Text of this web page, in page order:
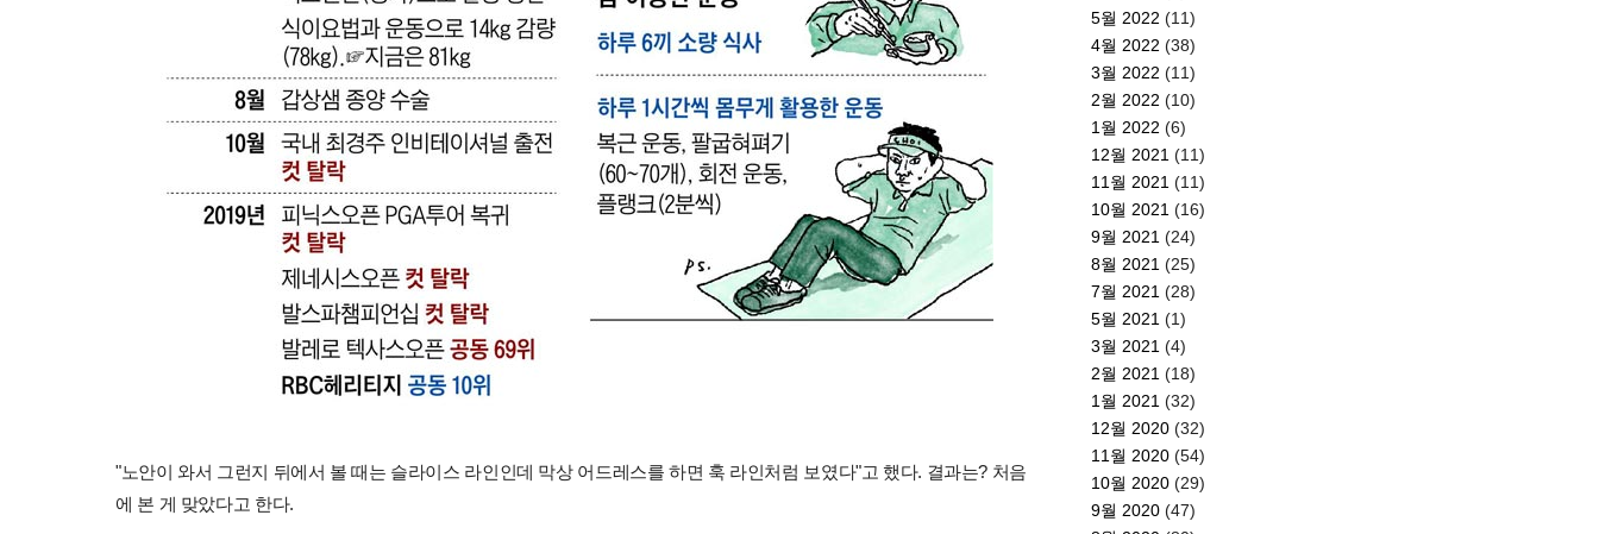
"노안이 와서 그런지 뒤에서 볼 때는 슬라이스 라인인데 막상 어드레스를 하면 훅 라인처럼 보였다"고 했다. 결과는? 처음
에 본 게 맞았다고 한다.
5월 2022 (11)
4월 2022 (38)
3월 2022 (11)
2월 2022 (10)
1월 2022 (6)
12월 2021 (11)
11월 2021 (11)
10월 2021 (16)
9월 2021 (24)
8월 2021 (25)
7월 2021 (28)
5월 2021 (1)
3월 2021 (4)
2월 2021 (18)
1월 2021 (32)
12월 2020 (32)
11월 2020 (54)
10월 2020 (29)
9월 2020 (47)